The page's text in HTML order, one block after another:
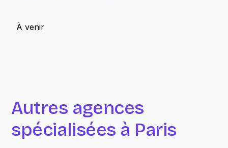
À venir
Autres agences
spécialisées à Paris